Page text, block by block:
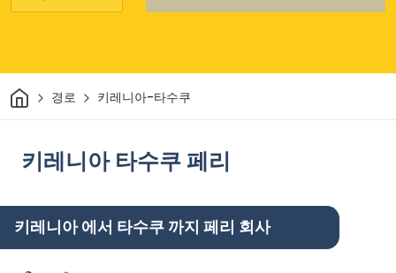
집 경로 키레니아-타수쿠
키레니아 타수쿠 페리
키레니아 에서 타수쿠 까지 페리 회사